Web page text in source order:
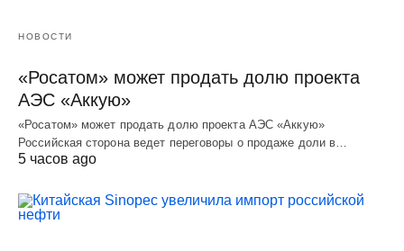
НОВОСТИ
«Росатом» может продать долю проекта
АЭС «Аккую»
«Росатом» может продать долю проекта АЭС «Аккую»
Российская сторона ведет переговоры о продаже доли в…
5 часов ago